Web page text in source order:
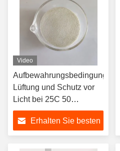
Video
Aufbewahrungsbedingungen
Lüftung und Schutz vor
Licht bei 25C 50
Enzymaktivität Getränke
Enzym mit pH-Bereich
von 2,0-6.0
Erhalten Sie besten